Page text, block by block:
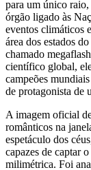
para um único
órgão ligado às
eventos climáticos
área dos estados
chamado
científico global,
campeões
de protagonista de
A imagem oficial
românticos na
espetáculo dos
capazes de captar
milimétrica. Foi